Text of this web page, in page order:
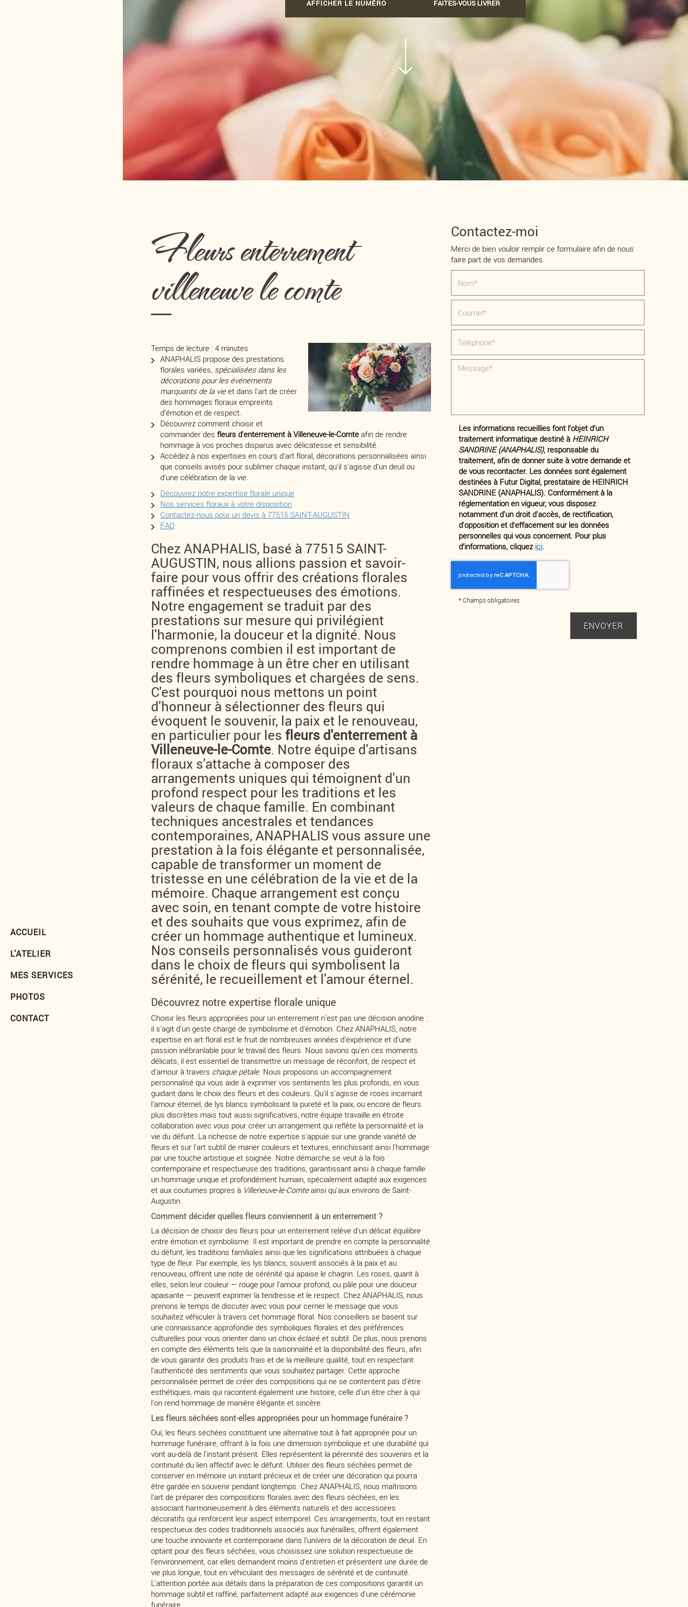
ACCUEIL
L'ATELIER
MES SERVICES
PHOTOS
CONTACT
AFFICHER LE NUMÉRO FAITES-VOUS LIVRER
Fleurs enterrement
villeneuve le comte
Temps de lecture : 4 minutes
ANAPHALIS propose des prestations
florales variées, spécialisées dans les
décorations pour les événements
marquants de la vieet dans l'art de créer
des hommages floraux empreints
d'émotion et de respect.
Découvrez comment choisir et
commander desfleurs d'enterrement à Villeneuve-le-Comte afin de rendre
hommage à vos proches disparus avec délicatesse et sensibilité.
Accédez à nos expertises en cours d'art floral, décorations personnalisées ainsi
que conseils avisés pour sublimer chaque instant, qu'il s'agisse d'un deuil ou
d'une célébration de la vie.
Découvrez notre expertise florale unique
Nos services floraux à votre disposition
Contactez-nous pour un devis à 77515 SAINT-AUGUSTIN
FAQ
Chez ANAPHALIS, basé à 77515 SAINT-
AUGUSTIN, nous allions passion et savoir-
faire pour vous offrir des créations florales
raffinées et respectueuses des émotions.
Notre engagement se traduit par des
prestations sur mesure qui privilégient
l'harmonie, la douceur et la dignité. Nous
comprenons combien il est important de
rendre hommage à un être cher en utilisant
des fleurs symboliques et chargées de sens.
C'est pourquoi nous mettons un point
d'honneur à sélectionner des fleurs qui
évoquent le souvenir, la paix et le renouveau,
en particulier pour lesfleurs d'enterrement à
Villeneuve-le-Comte. Notre équipe d'artisans
floraux s'attache à composer des
arrangements uniques qui témoignent d'un
profond respect pour les traditions et les
valeurs de chaque famille. En combinant
techniques ancestrales et tendances
contemporaines, ANAPHALIS vous assure une
prestation à la fois élégante et personnalisée,
capable de transformer un moment de
tristesse en une célébration de la vie et de la
mémoire. Chaque arrangement est conçu
avec soin, en tenant compte de votre histoire
et des souhaits que vous exprimez, afin de
créer un hommage authentique et lumineux.
Nos conseils personnalisés vous guideront
dans le choix de fleurs qui symbolisent la
sérénité, le recueillement et l'amour éternel.
Découvrez notre expertise florale unique
Choisir les fleurs appropriées pour un enterrement n'est pas une décision anodine :
il s'agit d'un geste chargé de symbolisme et d'émotion. Chez ANAPHALIS, notre
expertise en art floral est le fruit de nombreuses années d'expérience et d'une
passion inébranlable pour le travail des fleurs. Nous savons qu'en ces moments
délicats, il est essentiel de transmettre un message de réconfort, de respect et
d'amour à travers chaque pétale. Nous proposons un accompagnement
personnalisé qui vous aide à exprimer vos sentiments les plus profonds, en vous
guidant dans le choix des fleurs et des couleurs. Qu'il s'agisse de roses incarnant
l'amour éternel, de lys blancs symbolisant la pureté et la paix, ou encore de fleurs
plus discrètes mais tout aussi significatives, notre équipe travaille en étroite
collaboration avec vous pour créer un arrangement qui reflète la personnalité et la
vie du défunt. La richesse de notre expertise s'appuie sur une grande variété de
fleurs et sur l'art subtil de marier couleurs et textures, enrichissant ainsi l'hommage
par une touche artistique et soignée. Notre démarche se veut à la fois
contemporaine et respectueuse des traditions, garantissant ainsi à chaque famille
un hommage unique et profondément humain, spécialement adapté aux exigences
et aux coutumes propres à Villeneuve-le-Comteainsi qu'aux environs de Saint-
Augustin.
Comment décider quelles fleurs conviennent à un enterrement ?
La décision de choisir des fleurs pour un enterrement relève d'un délicat équilibre
entre émotion et symbolisme. Il est important de prendre en compte la personnalité
du défunt, les traditions familiales ainsi que les significations attribuées à chaque
type de fleur. Par exemple, les lys blancs, souvent associés à la paix et au
renouveau, offrent une note de sérénité qui apaise le chagrin. Les roses, quant à
elles, selon leur couleur — rouge pour l'amour profond, ou pâle pour une douceur
apaisante — peuvent exprimer la tendresse et le respect. Chez ANAPHALIS, nous
prenons le temps de discuter avec vous pour cerner le message que vous
souhaitez véhiculer à travers cet hommage floral. Nos conseillers se basent sur
une connaissance approfondie des symboliques florales et des préférences
culturelles pour vous orienter dans un choix éclairé et subtil. De plus, nous prenons
en compte des éléments tels que la saisonnalité et la disponibilité des fleurs, afin
de vous garantir des produits frais et de la meilleure qualité, tout en respectant
l'authenticité des sentiments que vous souhaitez partager. Cette approche
personnalisée permet de créer des compositions qui ne se contentent pas d'être
esthétiques, mais qui racontent également une histoire, celle d'un être cher à qui
l'on rend hommage de manière élégante et sincère.
Les fleurs séchées sont-elles appropriées pour un hommage funéraire ?
Oui, les fleurs séchées constituent une alternative tout à fait appropriée pour un
hommage funéraire, offrant à la fois une dimension symbolique et une durabilité qui
vont au-delà de l'instant présent. Elles représentent la pérennité des souvenirs et la
continuité du lien affectif avec le défunt. Utiliser des fleurs séchées permet de
conserver en mémoire un instant précieux et de créer une décoration qui pourra
être gardée en souvenir pendant longtemps. Chez ANAPHALIS, nous maîtrisons
l'art de préparer des compositions florales avec des fleurs séchées, en les
associant harmonieusement à des éléments naturels et des accessoires
décoratifs qui renforcent leur aspect intemporel. Ces arrangements, tout en restant
respectueux des codes traditionnels associés aux funérailles, offrent également
une touche innovante et contemporaine dans l'univers de la décoration de deuil. En
optant pour des fleurs séchées, vous choisissez une solution respectueuse de
l'environnement, car elles demandent moins d'entretien et présentent une durée de
vie plus longue, tout en véhiculant des messages de sérénité et de continuité.
L'attention portée aux détails dans la préparation de ces compositions garantit un
hommage subtil et raffiné, parfaitement adapté aux exigences d'une cérémonie
funéraire.
Contactez-moi
Merci de bien vouloir remplir ce formulaire afin de nous
faire part de vos demandes.
Les informations recueillies font l’objet d’un
traitement informatique destiné à HEINRICH
SANDRINE (ANAPHALIS), responsable du
traitement, afin de donner suite à votre demande et
de vous recontacter. Les données sont également
destinées à Futur Digital, prestataire de HEINRICH
SANDRINE (ANAPHALIS). Conformément à la
réglementation en vigueur, vous disposez
notamment d'un droit d'accès, de rectification,
d'opposition et d'effacement sur les données
personnelles qui vous concernent. Pour plus
d’informations, cliquez ici.
*Champs obligatoires